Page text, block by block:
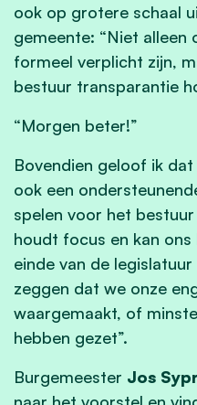
ook op grotere schaal
gemeente: “Niet
formeel verplicht zijn,
bestuur transparantie
“Morgen beter!”
Bovendien geloof ik
ook een
spelen voor het
houdt focus en kan
einde van de
zeggen dat we onze
waargemaakt, of
hebben gezet”.
Burgemeester Jos
naar het voorstel en